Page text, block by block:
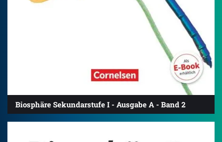
Biosphäre Sekundarstufe I - Ausgabe A - Band 2